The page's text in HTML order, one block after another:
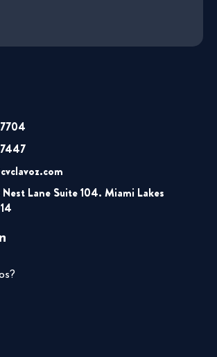
Nest Lane Suite 104. Miami Lakes